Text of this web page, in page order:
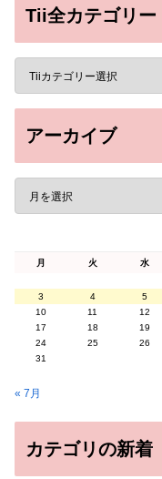
Tii全カテゴリー
アーカイブ
月 火 水
3
4 5
10
11 12
17
18 19
24
25 26
31
« 7月
カテゴリの新着